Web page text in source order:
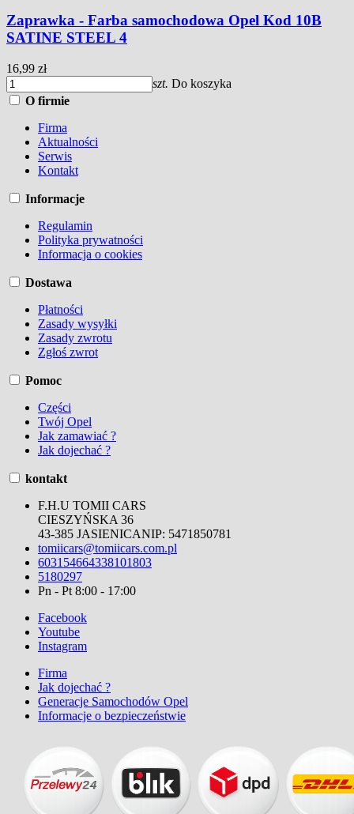
Zaprawka - Farba samochodowa Opel Kod 10B
SATINE STEEL 4
16,99 zł
szt. Do koszyka
O firmie
Firma
Aktualności
Serwis
Kontakt
Informacje
Regulamin
Polityka prywatności
Informacja o cookies
Dostawa
Płatności
Zasady wysyłki
Zasady zwrotu
Zgłoś zwrot
Pomoc
Części
Twój Opel
Jak zamawiać ?
Jak dojechać ?
kontakt
F.H.U TOMII CARS
CIESZYŃSKA 36
43-385 JASIENICANIP: 5471850781
tomiicars@tomiicars.com.pl
603154664338101803
5180297
Pn - Pt 8:00 - 17:00
Facebook
Youtube
Instagram
Firma
Jak dojechać ?
Generacje Samochodów Opel
Informacje o bezpieczeństwie